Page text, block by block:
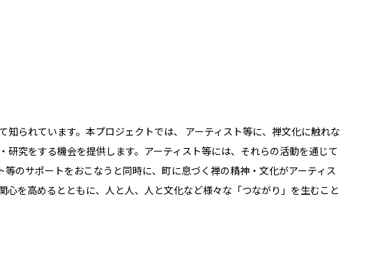
られています。本プロジェクトでは、 アーティスト等に、禅文化に触れな
究をする機会を提供します。アーティスト等には、それらの活動を通じて
のサポートをおこなうと同時に、町に息づく禅の精神・文化がアーティス
を高めるとともに、人と人、人と文化など様々な「つながり」を生むこと